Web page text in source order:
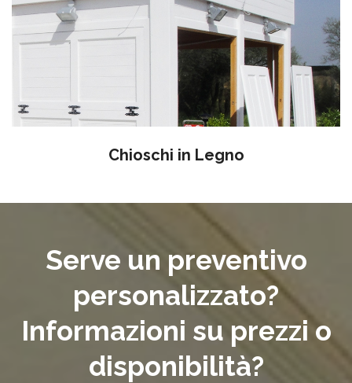
Chioschi in Legno
Serve un preventivo
personalizzato?
Informazioni su prezzi o
disponibilità?